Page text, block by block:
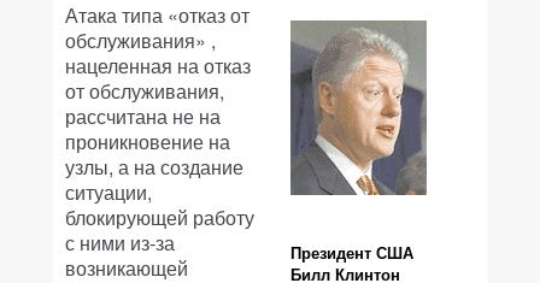
Президент США
Билл Клинтон
Атака типа «отказ от
обслуживания» ,
нацеленная на отказ
от обслуживания,
рассчитана не на
проникновение на
узлы, а на создание
ситуации,
блокирующей работу
с ними из-за
возникающей